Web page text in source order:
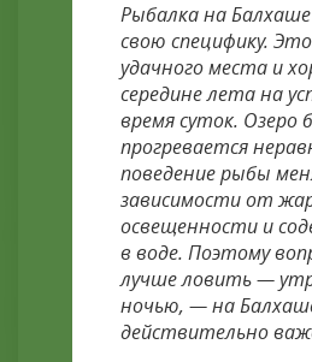
Рыбалка на
свою специфику.
удачного места и
середине лета на
время суток. Озеро
прогревается
поведение рыбы
зависимости от
освещенности и
в воде. Поэтому
лучше ловить —
ночью, — на
действительно